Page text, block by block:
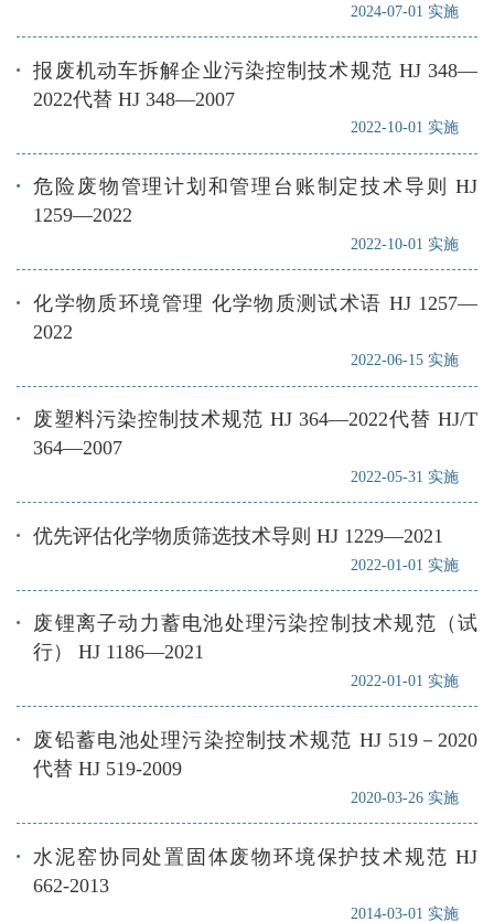
2024-07-01 实施
报废机动车拆解企业污染控制技术规范 HJ 348—
2022代替 HJ 348—2007
2022-10-01 实施
危险废物管理计划和管理台账制定技术导则 HJ
1259—2022
2022-10-01 实施
化学物质环境管理 化学物质测试术语 HJ 1257—
2022
2022-06-15 实施
废塑料污染控制技术规范 HJ 364—2022代替 HJ/T
364—2007
2022-05-31 实施
优先评估化学物质筛选技术导则 HJ 1229—2021
2022-01-01 实施
废锂离子动力蓄电池处理污染控制技术规范（试
行） HJ 1186—2021
2022-01-01 实施
废铅蓄电池处理污染控制技术规范 HJ 519－2020
代替 HJ 519-2009
2020-03-26 实施
水泥窑协同处置固体废物环境保护技术规范 HJ
662-2013
2014-03-01 实施